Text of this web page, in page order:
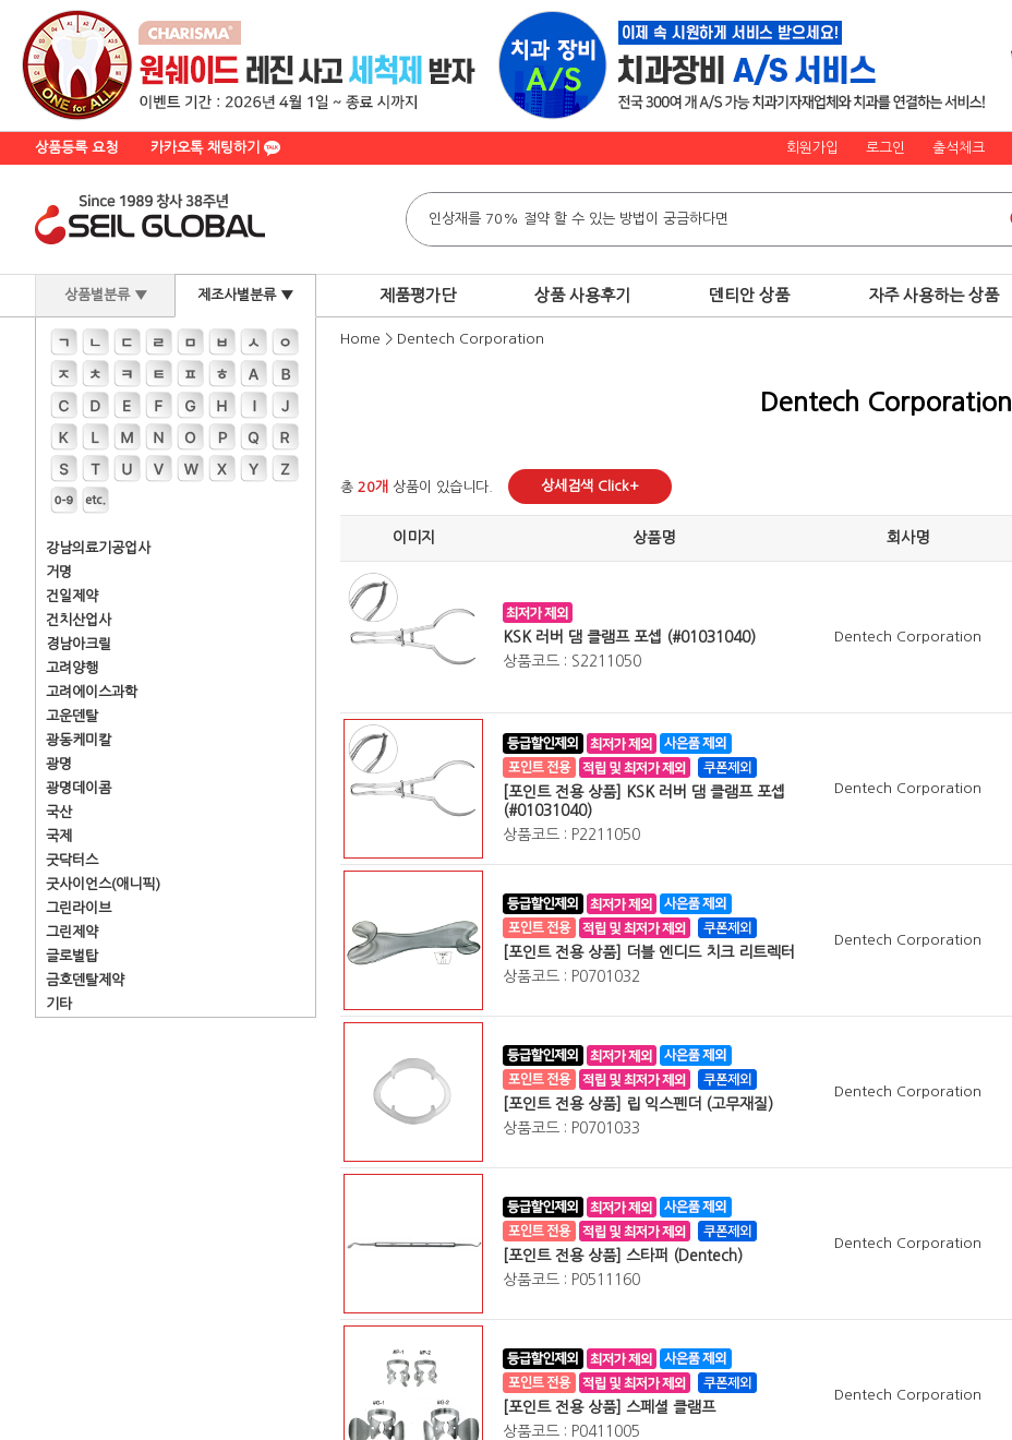
상품등록 요청 카카오톡 채팅하기 회원가입 로그인 출석체크
상품별분류 ▼ 제조사별분류 ▼
강남의료기공업사
거명
건일제약
건치산업사
경남아크릴
고려양행
고려에이스과학
고운덴탈
광동케미칼
광명
광명데이콤
국산
국제
굿닥터스
굿사이언스(애니픽)
그린라이브
그린제약
글로벌탑
금호덴탈제약
기타
제품평가단 상품 사용후기 덴티안 상품 자주 사용하는 상품
Home > Dentech Corporation
Dentech Corporation
총 20개 상품이 있습니다. 상세검색 Click+
이미지 상품명 회사명
KSK 러버 댐 클램프 포셉 (#01031040)
상품코드 : S2211050
Dentech Corporation
[포인트 전용 상품] KSK 러버 댐 클램프 포셉
(#01031040)
상품코드 : P2211050
Dentech Corporation
[포인트 전용 상품] 더블 엔디드 치크 리트렉터
상품코드 : P0701032
Dentech Corporation
[포인트 전용 상품] 립 익스펜더 (고무재질)
상품코드 : P0701033
Dentech Corporation
[포인트 전용 상품] 스타퍼 (Dentech)
상품코드 : P0511160
Dentech Corporation
[포인트 전용 상품] 스페셜 클램프
상품코드 : P0411005
Dentech Corporation